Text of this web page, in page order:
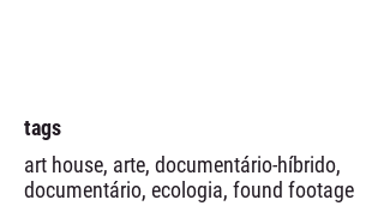
tags
art house, arte, documentário-híbrido,
documentário, ecologia, found footage